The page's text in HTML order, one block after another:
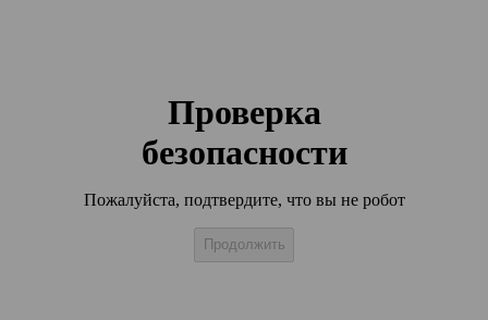
Проверка
безопасности
Пожалуйста, подтвердите, что вы не робот
Продолжить